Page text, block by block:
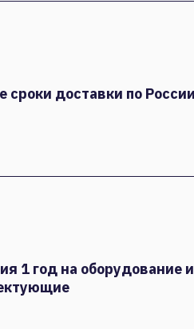
сроки доставки по
1 год на оборудование и